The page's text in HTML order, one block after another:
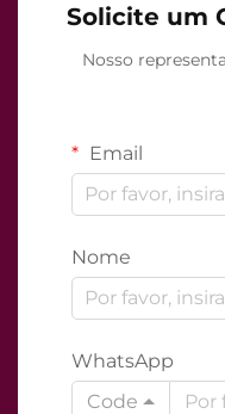
Solicite um
Nosso
Email
Nome
WhatsApp
Code